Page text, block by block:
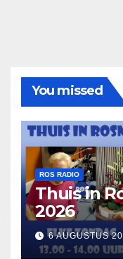
You missed
ROS RADIO
Thuis in
2026
6 AUGUSTUS